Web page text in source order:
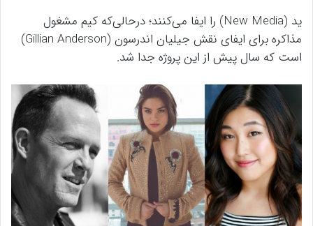
ید (New Media) را ایفا می‌کنند؛ درحالی‌که کیم مشغول
مذاکره برای ایفای نقش جیلیان اندرسون (Gillian Anderson)
است که سال پیش از این پروژه جدا شد.